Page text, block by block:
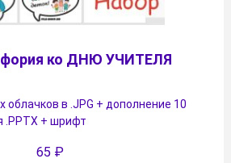
ко ДНЮ УЧИТЕЛЯ
облачков в .JPG + дополнение 10
.PPTX + шрифт
65 ₽